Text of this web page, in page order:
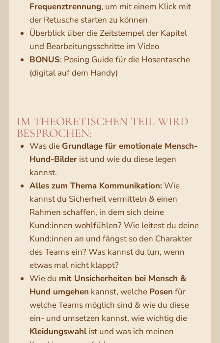
Frequenztrennung, um mit einem Klick mit
der Retusche starten zu können
Überblick über die Zeitstempel der Kapitel
und Bearbeitungsschritte im Video
BONUS: Posing Guide für die Hosentasche
(digital auf dem Handy)
IM THEORETISCHEN TEIL WIRD
BESPROCHEN:
Was die Grundlage für emotionale Mensch-
Hund-Bilderist und wie du diese legen
kannst.
Alles zum Thema Kommunikation:Wie
kannst du Sicherheit vermitteln & einen
Rahmen schaffen, in dem sich deine
Kund:innen wohlfühlen? Wie leitest du deine
Kund:innen an und fängst so den Charakter
des Teams ein? Was kannst du tun, wenn
etwas mal nicht klappt?
Wie du mit Unsicherheiten bei Mensch &
Hund umgehen kannst, welche Posen für
welche Teams möglich sind & wie du diese
ein- und umsetzen kannst, wie wichtig die
Kleidungswahlist und was ich meinen